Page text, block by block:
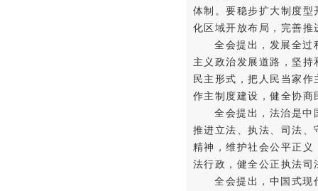
体制。要稳步扩大制度
化区域开放布局，完善推
全会提出，发展全过
主义政治发展道路，坚
民主形式，把人民当家
作主制度建设，健全协
全会提出，法治是中
推进立法、执法、司法
精神，维护社会公平正
法行政，健全公正执法
全会提出，中国式现